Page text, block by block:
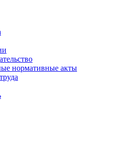
нормативные акты